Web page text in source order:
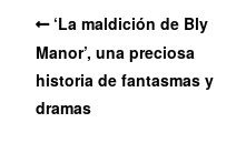
‘La maldición de Bly
Manor’, una preciosa
historia de fantasmas y
dramas